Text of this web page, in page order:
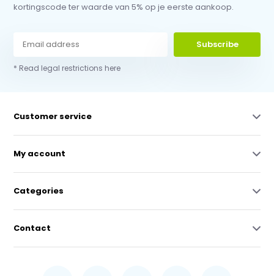
kortingscode ter waarde van 5% op je eerste aankoop.
Subscribe
* Read legal restrictions here
Customer service
My account
Categories
Contact